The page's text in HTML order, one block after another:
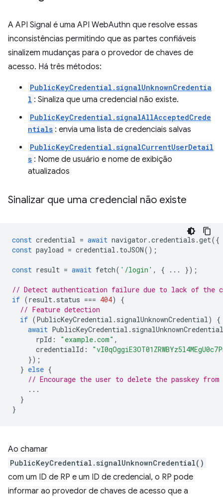
A API Signal é uma API WebAuthn que resolve essas
inconsistências permitindo que as partes confiáveis
sinalizem mudanças para o provedor de chaves de
acesso. Há três métodos:
PublicKeyCredential.signalUnknownCredentia
l : Sinaliza que uma credencial não existe.
PublicKeyCredential.signalAllAcceptedCrede
ntials : envia uma lista de credenciais salvas
PublicKeyCredential.signalCurrentUserDetail
s : Nome de usuário e nome de exibição
atualizados
Sinalizar que uma credencial não existe
const credential = await navigator .credentials .get({
const payload = credential . toJSON();
const result = await fetch( '/login' , { ... });
// Detect authentication failure due to lack of the
if (result. status === 404)
{
// Feature detection
if (PublicKeyCredential . signalUnknownCredential)
{
await PublicKeyCredential . signalUnknownCredential
rpId : "example.com" ,
credentialId :
});
} else {
// Encourage the user to delete the passkey from
...
}
}
Ao chamar
PublicKeyCredential.signalUnknownCredential()
com um ID de RP e um ID de credencial, o RP pode
informar ao provedor de chaves de acesso que a